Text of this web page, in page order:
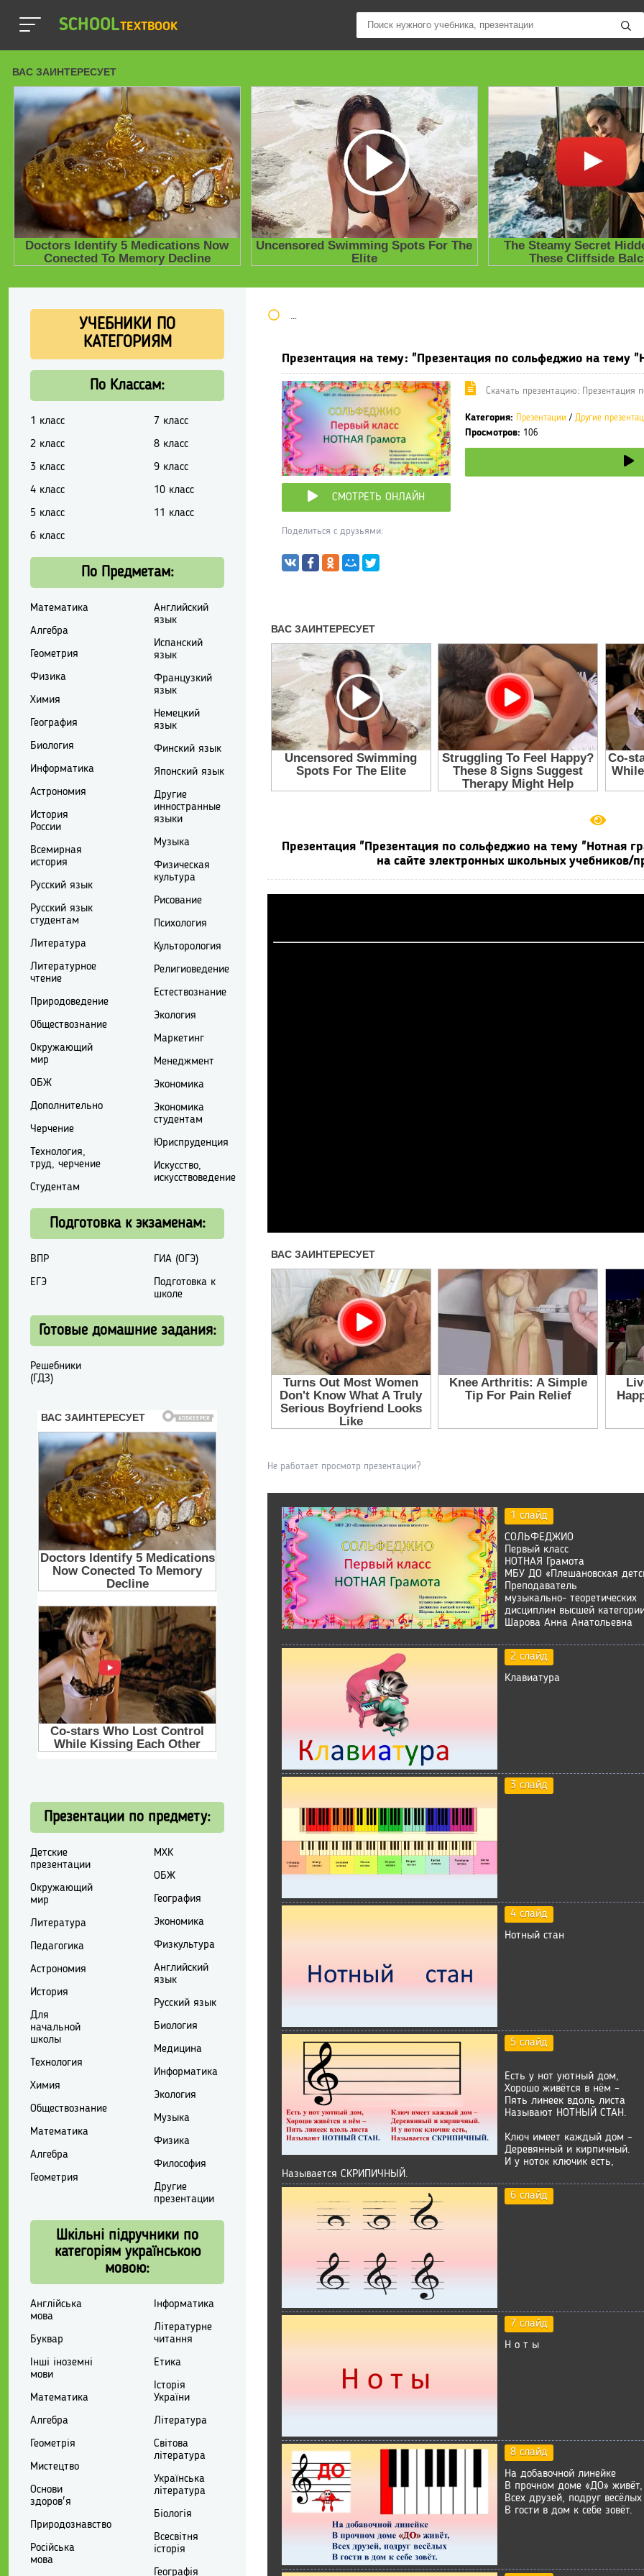
SCHOOLTEXTBOOK
Школьные учебники / Презентации по предметам
Презентация на тему: "Презентация по сольфеджио на тему
СМОТРЕТЬ ОНЛАЙН
Поделиться с друзьями:
Cкачать презентацию: Презентация
Категория: Презентации / Другие
Просмотров: 106
Презентация "Презентация по сольфеджио на тему "Нотная
на сайте электронных школьных учебников/
Не работает просмотр презентации?
1 слайд
СОЛЬФЕДЖИО
Первый класс
НОТНАЯ Грамота
МБУ ДО «Плешановская
Преподаватель
музыкально- теоретических
дисциплин высшей
Шарова Анна Анатольевна
2 слайд
Клавиатура
3 слайд
4 слайд
Нотный стан
5 слайд
Есть у нот уютный дом,
Хорошо живётся в нём –
Пять линеек вдоль листа
Называют НОТНЫЙ СТАН.
Ключ имеет каждый дом –
Деревянный и кирпичный.
И у ноток ключик есть,
Называется СКРИПИЧНЫЙ.
6 слайд
7 слайд
Н о т ы
8 слайд
На добавочной линейке
В прочном доме «ДО» живёт,
Всех друзей, подруг весёлых
В гости в дом к себе зовёт.
УЧЕБНИКИ ПО
КАТЕГОРИЯМ
По Классам:
1 класс
2 класс
3 класс
4 класс
5 класс
6 класс
7 класс
8 класс
9 класс
10 класс
11 класс
По Предметам:
Математика
Алгебра
Геометрия
Физика
Химия
География
Биология
Информатика
Астрономия
История
России
Всемирная
история
Русский язык
Русский язык
студентам
Литература
Литературное
чтение
Природоведение
Обществознание
Окружающий
мир
ОБЖ
Дополнительно
Черчение
Технология,
труд, черчение
Студентам
Английский
язык
Испанский
язык
Французкий
язык
Немецкий
язык
Финский язык
Японский язык
Другие
инностранные
языки
Музыка
Физическая
культура
Рисование
Психология
Культорология
Религиоведение
Естествознание
Экология
Маркетинг
Менеджмент
Экономика
Экономика
студентам
Юриспруденция
Искусство,
искусствоведение
Подготовка к экзаменам:
ВПР
ЕГЭ
ГИА (ОГЭ)
Подготовка к
школе
Готовые домашние задания:
Решебники
(ГДЗ)
Презентации по предмету:
Детские
презентации
Окружающий
мир
Литература
Педагогика
Астрономия
История
Для
начальной
школы
Технология
Химия
Обществознание
Математика
Алгебра
Геометрия
МХК
ОБЖ
География
Экономика
Физкультура
Английский
язык
Русский язык
Биология
Медицина
Информатика
Экология
Музыка
Физика
Философия
Другие
презентации
Шкільні підручники по
категоріям українською
мовою:
Англійська
мова
Буквар
Інші іноземні
мови
Математика
Алгебра
Геометрія
Мистецтво
Основи
здоров'я
Природознавство
Російська
мова
Інформатика
Літературне
читання
Етика
Історія
України
Література
Світова
література
Українська
література
Біологія
Всесвітня
історія
Географія